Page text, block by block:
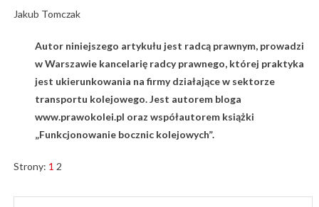
Jakub Tomczak
Autor niniejszego artykułu jest radcą prawnym, prowadzi
w Warszawie kancelarię radcy prawnego, której praktyka
jest ukierunkowania na firmy działające w sektorze
transportu kolejowego. Jest autorem bloga
www.prawokolei.pl oraz współautorem książki
„Funkcjonowanie bocznic kolejowych”.
Strony: 1 2